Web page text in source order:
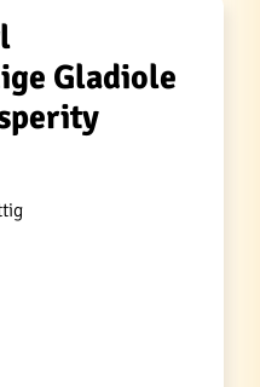
Gladiole